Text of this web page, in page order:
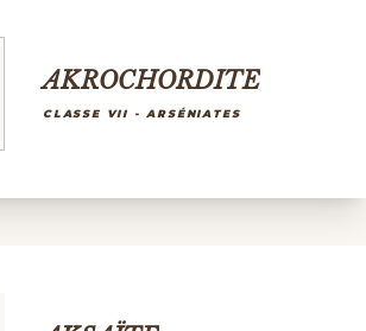
AKROCHORDITE
CLASSE VII - ARSÉNIATES